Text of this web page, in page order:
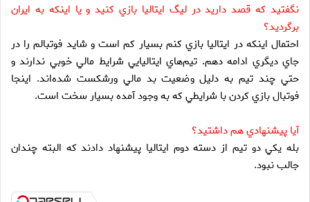
نگفتيد كه قصد داريد در ليگ ايتاليا بازي كنيد و يا اينكه به ايران
برگرديد؟
احتمال اينكه در ايتاليا بازي كنم بسيار كم است و شايد فوتبالم را در
جاي ديگري ادامه دهم. تيم‌هاي ايتاليايي شرايط مالي خوبي ندارند و
حتي چند تيم به دليل وضعيت بد مالي ورشكست شده‌اند. اينجا
فوتبال بازي كردن با شرايطي كه به وجود آمده بسيار سخت است.
آيا پيشنهادي هم داشتيد؟
بله يكي دو تيم از دسته دوم ايتاليا پيشنهاد دادند كه البته چندان
جالب نبود.